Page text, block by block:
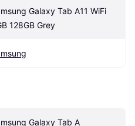
Galaxy Tab A11 WiFi
128GB Grey
Galaxy Tab A